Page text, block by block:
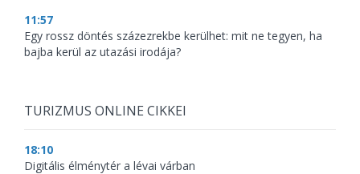
11:57
Egy rossz döntés százezrekbe kerülhet: mit ne tegyen, ha
bajba kerül az utazási irodája?
TURIZMUS ONLINE CIKKEI
18:10
Digitális élménytér a lévai várban